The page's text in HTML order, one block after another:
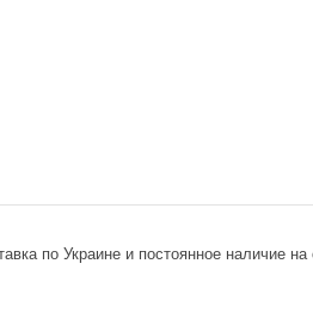
по Украине и постоянное наличие на